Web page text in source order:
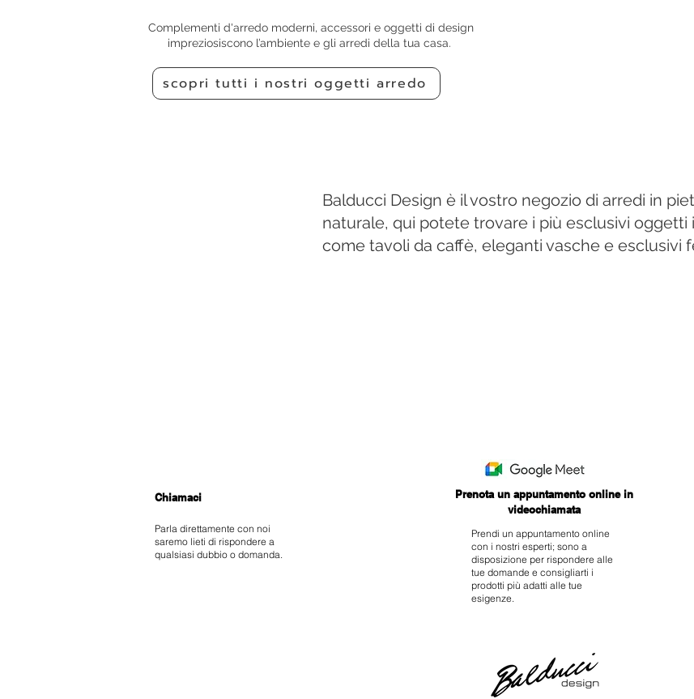
Complementi d'arredo moderni, accessori e oggetti di design
impreziosiscono l’ambiente e gli arredi della tua casa.
scopri tutti i nostri oggetti arredo
Balducci Design è il vostro negozio di arredi in
naturale, qui potete trovare i più esclusivi oggetti
come tavoli da caffè, eleganti vasche e esclusivi
Chiamaci
Parla direttamente con noi
saremo lieti di rispondere a
qualsiasi dubbio o domanda.
Prenota un appuntamento online in
videochiamata
Prendi un appuntamento online
con i nostri esperti; sono a
disposizione per rispondere alle
tue domande e consigliarti i
prodotti più adatti alle tue
esigenze.